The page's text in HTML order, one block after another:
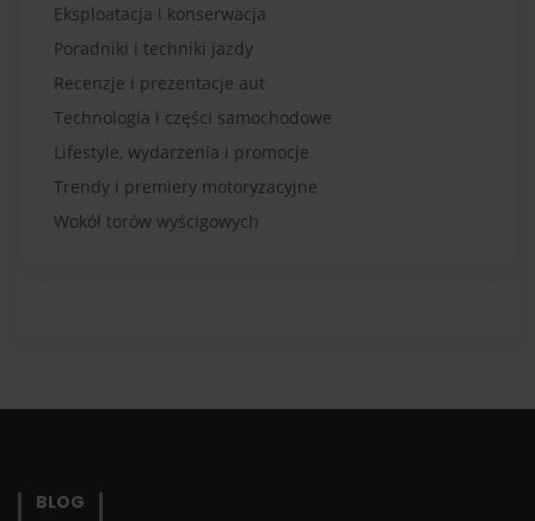
Eksploatacja i konserwacja
Poradniki i techniki jazdy
Recenzje i prezentacje aut
Technologia i części samochodowe
Lifestyle, wydarzenia i promocje
Trendy i premiery motoryzacyjne
Wokół torów wyścigowych
BLOG